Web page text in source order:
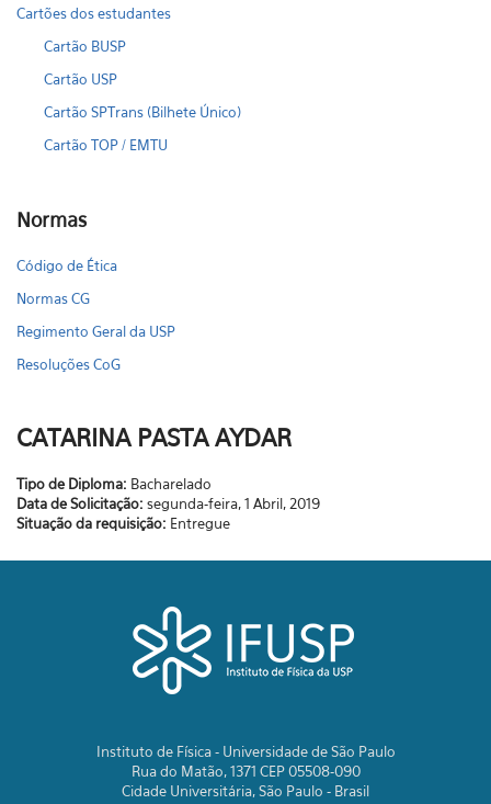
Cartões dos estudantes
Cartão BUSP
Cartão USP
Cartão SPTrans (Bilhete Único)
Cartão TOP / EMTU
Normas
Código de Ética
Normas CG
Regimento Geral da USP
Resoluções CoG
CATARINA PASTA AYDAR
Tipo de Diploma: Bacharelado
Data de Solicitação: segunda-feira, 1 Abril, 2019
Situação da requisição: Entregue
Instituto de Física - Universidade de São Paulo
Rua do Matão, 1371 CEP 05508-090
Cidade Universitária, São Paulo - Brasil